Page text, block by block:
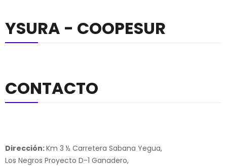
YSURA - COOPESUR
CONTACTO
Dirección:Km 3 ½ Carretera Sabana Yegua,
Los Negros Proyecto D-1 Ganadero,